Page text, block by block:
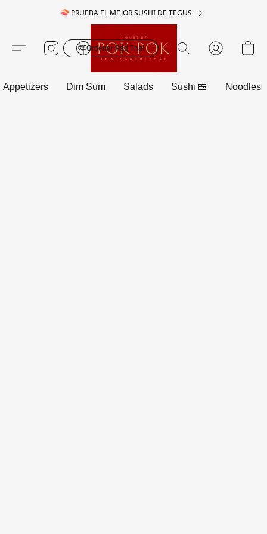
🍣 PRUEBA EL MEJOR SUSHI DE TEGUS
🥡 Ordenar Pad Thai
Appetizers Dim Sum Salads Sushi 🍱 Noodles